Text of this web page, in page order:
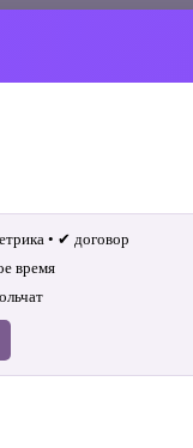
• ✔ договор
время